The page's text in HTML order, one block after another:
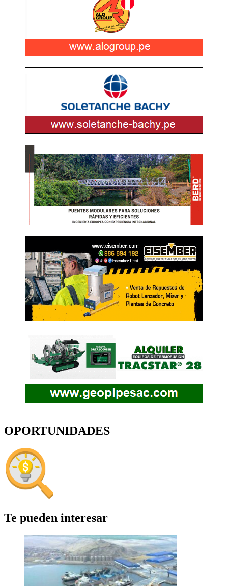
OPORTUNIDADES
Te pueden interesar